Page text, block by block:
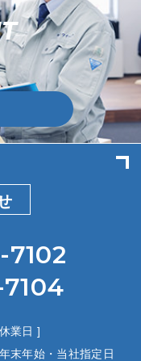
業日 ]
末年始・当社指定日